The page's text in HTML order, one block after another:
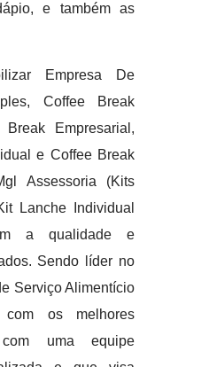
e também as
Empresa De
Coffee Break
Break Empresarial,
e Coffee Break
Assessoria (Kits
Lanche Individual
a qualidade e
Sendo líder no
Serviço Alimentício
os melhores
uma equipe